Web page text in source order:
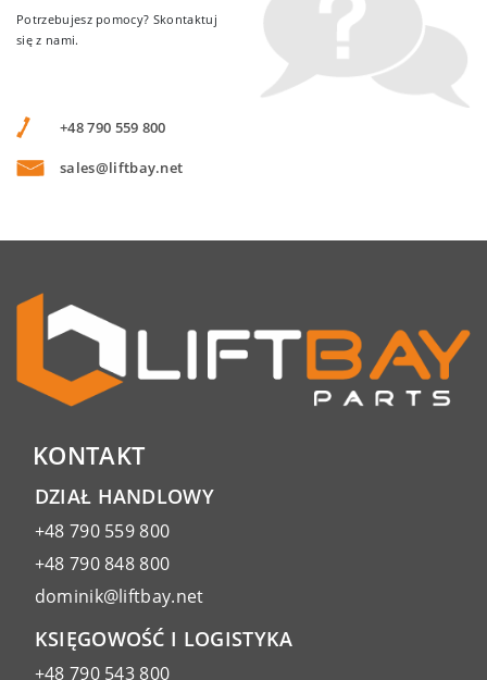
Potrzebujesz pomocy? Skontaktuj
się z nami.
+48 790 559 800
sales@liftbay.net
KONTAKT
DZIAŁ HANDLOWY
+48 790 559 800
+48 790 848 800
dominik@liftbay.net
KSIĘGOWOŚĆ I LOGISTYKA
+48 790 543 800